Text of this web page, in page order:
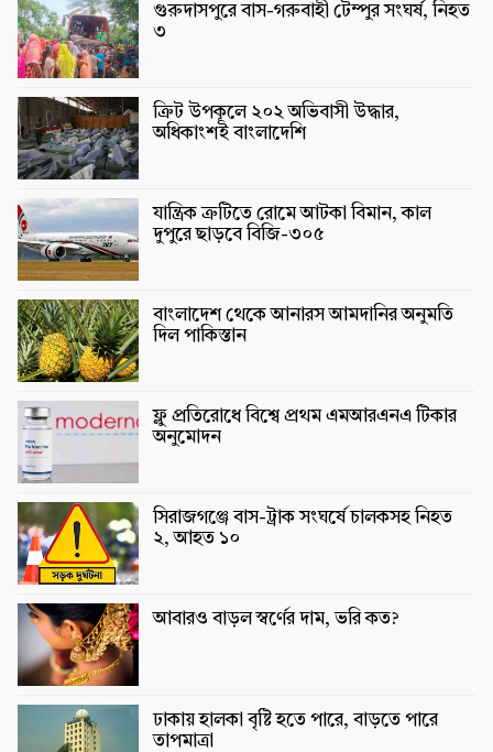
গুরুদাসপুরে বাস-গরুবাহী টেম্পুর সংঘর্ষ, নিহত
৩
ক্রিট উপকূলে ২০২ অভিবাসী উদ্ধার,
অধিকাংশই বাংলাদেশি
যান্ত্রিক ত্রুটিতে রোমে আটকা বিমান, কাল
দুপুরে ছাড়বে বিজি-৩০৫
বাংলাদেশ থেকে আনারস আমদানির অনুমতি
দিল পাকিস্তান
ফ্লু প্রতিরোধে বিশ্বে প্রথম এমআরএনএ টিকার
অনুমোদন
সিরাজগঞ্জে বাস-ট্রাক সংঘর্ষে চালকসহ নিহত
২, আহত ১০
আবারও বাড়ল স্বর্ণের দাম, ভরি কত?
ঢাকায় হালকা বৃষ্টি হতে পারে, বাড়তে পারে
তাপমাত্রা